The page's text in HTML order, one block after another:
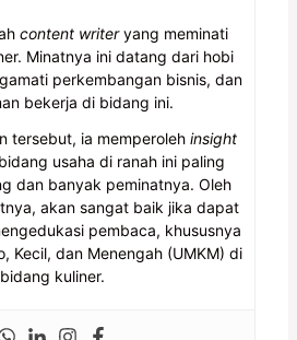
content writeryang meminati
Minatnya ini datang dari hobi
perkembangan bisnis, dan
bekerja di bidang ini.
tersebut, ia memperoleh insight
usaha di ranah ini paling
dan banyak peminatnya. Oleh
akan sangat baik jika dapat
pembaca, khususnya
Kecil, dan Menengah (UMKM) di
bidang kuliner.